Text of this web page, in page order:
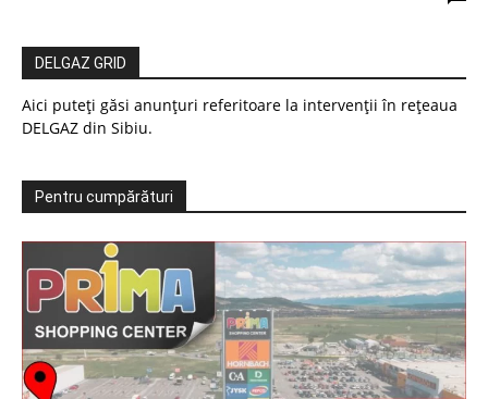
DELGAZ GRID
Aici puteți găsi anunțuri referitoare la intervenții în rețeaua
DELGAZ din Sibiu.
Pentru cumpărături